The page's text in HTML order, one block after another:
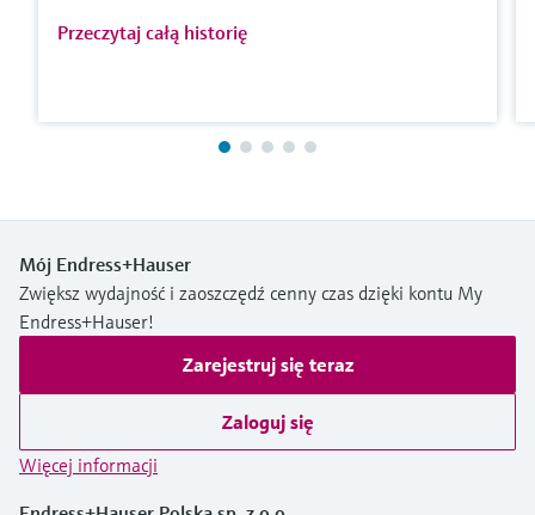
Przeczytaj całą historię
Mój Endress+Hauser
Zwiększ wydajność i zaoszczędź cenny czas dzięki kontu My
Endress+Hauser!
Zarejestruj się teraz
Zaloguj się
Więcej informacji